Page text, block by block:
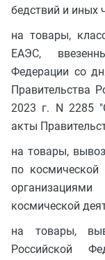
бедствий и иных
на товары,
ЕАЭС,
Федерации со
Правительства
2023 г. N 2285
акты
на товары,
по космической
космической
на товары,
Российской